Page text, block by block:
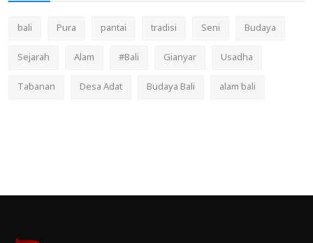
bali Pura pantai tradisi Seni
Budaya
Sejarah
Alam #Bali Gianyar
Usadha
Tabanan
Desa Adat Budaya Bali alam bali